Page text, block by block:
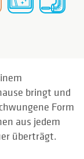
bringt und
Form
aus jedem
überträgt.